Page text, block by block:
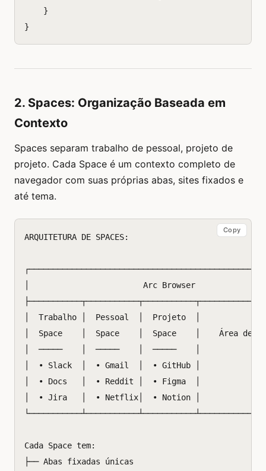
}
}
2. Spaces: Organização Baseada em
Contexto
Spaces separam trabalho de pessoal, projeto de
projeto. Cada Space é um contexto completo de
navegador com suas próprias abas, sites fixados e
até tema.
ARQUITETURA DE SPACES:
│                        Arc Browser
│  Trabalho │  Pessoal  │  Projeto  │
│  Space    │  Space    │  Space    │    Área de
│  ─────    │  ─────    │  ─────    │
│  • Slack  │  • Gmail  │  • GitHub │
│  • Docs   │  • Reddit │  • Figma  │
│  • Jira   │  • Netflix│  • Notion │
Cada Space tem:
├── Abas fixadas únicas
Copy